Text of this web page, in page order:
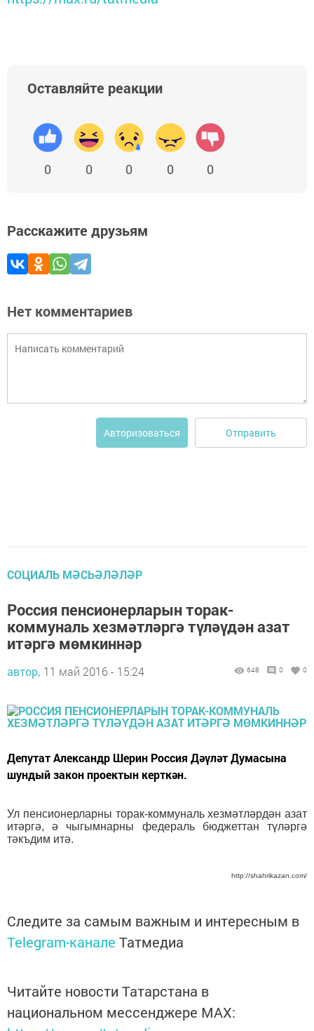
Оставляйте реакции
0 0 0 0 0
Расскажите друзьям
Нет комментариев
Авторизоваться Отправить
СОЦИАЛЬ МӘСЬӘЛӘЛӘР
Россия пенсионерларын торак-
коммуналь хезмәтләргә түләүдән азат
итәргә мөмкиннәр
автор, 11 май 2016 - 15:24 648 0 0
Депутат Александр Шерин Россия Дәүләт Думасына
шундый закон проектын керткән.
Ул пенсионерларны торак-коммуналь хезмәтләрдән азат
итәргә, ә чыгымнарны федераль бюджеттан түләргә
тәкъдим итә.
http://shahrikazan.com/
Следите за самым важным и интересным в
Telegram-канале Татмедиа
Читайте новости Татарстана в
национальном мессенджере MАХ: